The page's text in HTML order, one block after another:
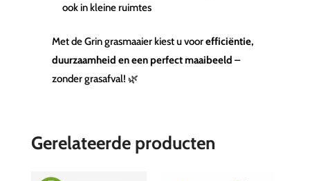
ook in kleine ruimtes
Met de Grin grasmaaier kiest u voorefficiëntie,
duurzaamheid en een perfect maaibeeld –
zonder grasafval! 🌿
Gerelateerde producten